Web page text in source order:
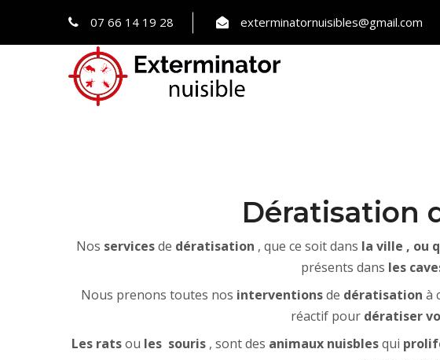
07 66 14 19 28 exterminatornuisibles@gmail.com
Dératisation
Nos servicesde dératisation , que ce soit dans la ville , ou
présents dans les
Nous prenons toutes nos interventionsde dératisation à
réactif pour dératiser
Les ratsou les souris , sont des animaux nuisblesqui